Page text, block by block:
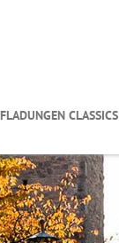
FLADUNGEN CLASSICS